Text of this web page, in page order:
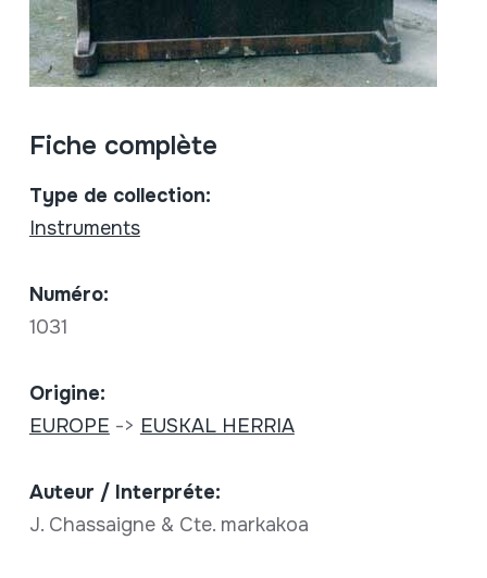
Fiche complète
Type de collection:
Instruments
Numéro:
1031
Origine:
EUROPE -> EUSKAL HERRIA
Auteur / Interpréte:
J. Chassaigne & Cte. markakoa